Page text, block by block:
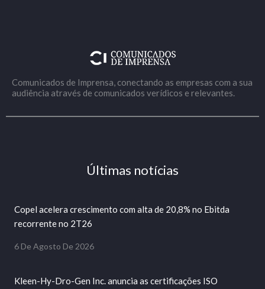
Comunicados de Imprensa, conectando as empresas com a sua
audiência através de comunicados verídicos e relevantes.
Últimas notícias
Copel acelera crescimento com alta de 20,8% no Ebitda
recorrente no 2T26
6 De Agosto De 2026
Kleen-Hy-Dro-Gen Inc. anuncia as certificações ISO